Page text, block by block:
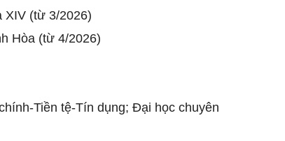
XIV (từ 3/2026)
Hòa (từ 4/2026)
Tiền tệ-Tín dụng; Đại học chuyên